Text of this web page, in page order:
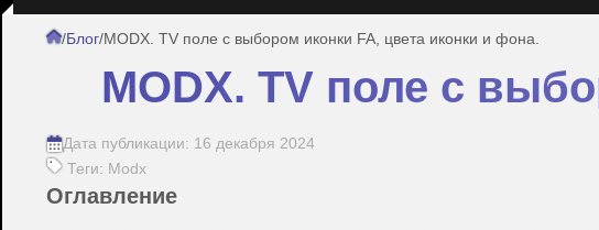
/Блог/MODX. TV поле с выбором иконки FA, цвета иконки и фона.
MODX. TV поле с
Дата публикации: 16 декабря 2024
Теги: Modx
Оглавление